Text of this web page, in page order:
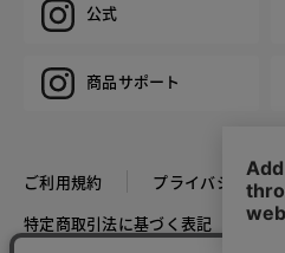
公式
商品サポート
ご利用規約
プライバシーポリ
特定商取引法に基づく表記
推